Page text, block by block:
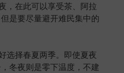
，在此可以享受茶、阿拉
是要尽量避开难民集中的
选择春夏两季。即使夏夜
冬夜则是零下温度，不建